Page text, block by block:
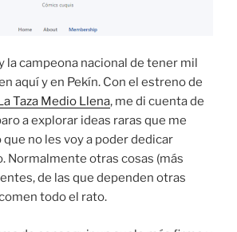
la campeona nacional de tener mil
aquí y en Pekín. Con el estreno de
Taza Medio Llena, me di cuenta de
a explorar ideas raras que me
no les voy a poder dedicar
Normalmente otras cosas (más
de las que dependen otras
todo el rato.